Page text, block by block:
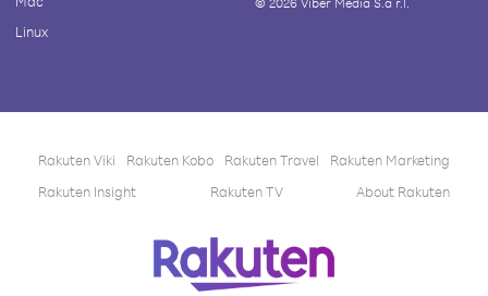
Linux
Rakuten Viki Rakuten Kobo Rakuten Travel
Rakuten Marketing
Rakuten Insight
Rakuten TV About Rakuten